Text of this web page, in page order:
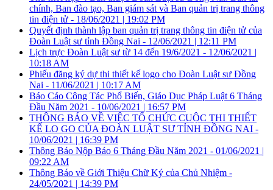
chính, Ban đào tạo, Ban giám sát và Ban quản trị trang thông
tin điện tử - 18/06/2021 | 19:02 PM
Quyết định thành lập ban quản trị trang thông tin điện tử của
Đoàn Luật sư tỉnh Đồng Nai - 12/06/2021 | 12:11 PM
Lịch trực Đoàn Luật sư từ 14 đến 19/6/2021 - 12/06/2021 |
10:18 AM
Phiếu đăng ký dự thi thiết kế logo cho Đoàn Luật sư Đồng
Nai - 11/06/2021 | 10:17 AM
Báo Cáo Công Tác Phổ Biến, Giáo Dục Pháp Luật 6 Tháng
Đầu Năm 2021 - 10/06/2021 | 16:57 PM
THÔNG BÁO VỀ VIỆC TỔ CHỨC CUỘC THI THIẾT
KẾ LO GO CỦA ĐOÀN LUẬT SƯ TỈNH ĐỒNG NAI -
10/06/2021 | 16:39 PM
Thông Báo Nộp Báo 6 Tháng Đầu Năm 2021 - 01/06/2021 |
09:22 AM
Thông Báo về Giới Thiệu Chữ Ký của Chủ Nhiệm -
24/05/2021 | 14:39 PM